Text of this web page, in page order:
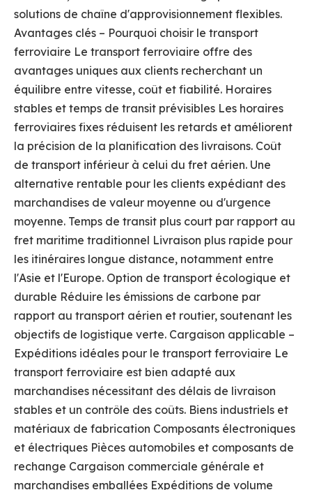
solutions de chaîne d'approvisionnement flexibles.
Avantages clés – Pourquoi choisir le transport
ferroviaire Le transport ferroviaire offre des
avantages uniques aux clients recherchant un
équilibre entre vitesse, coût et fiabilité. Horaires
stables et temps de transit prévisibles Les horaires
ferroviaires fixes réduisent les retards et améliorent
la précision de la planification des livraisons. Coût
de transport inférieur à celui du fret aérien. Une
alternative rentable pour les clients expédiant des
marchandises de valeur moyenne ou d'urgence
moyenne. Temps de transit plus court par rapport au
fret maritime traditionnel Livraison plus rapide pour
les itinéraires longue distance, notamment entre
l'Asie et l'Europe. Option de transport écologique et
durable Réduire les émissions de carbone par
rapport au transport aérien et routier, soutenant les
objectifs de logistique verte. Cargaison applicable –
Expéditions idéales pour le transport ferroviaire Le
transport ferroviaire est bien adapté aux
marchandises nécessitant des délais de livraison
stables et un contrôle des coûts. Biens industriels et
matériaux de fabrication Composants électroniques
et électriques Pièces automobiles et composants de
rechange Cargaison commerciale générale et
marchandises emballées Expéditions de volume